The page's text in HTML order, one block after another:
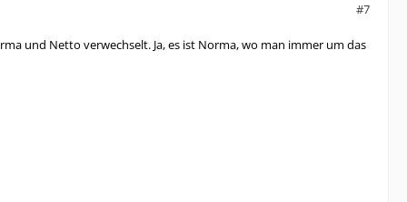
#7
und Netto verwechselt. Ja, es ist Norma, wo man immer um das